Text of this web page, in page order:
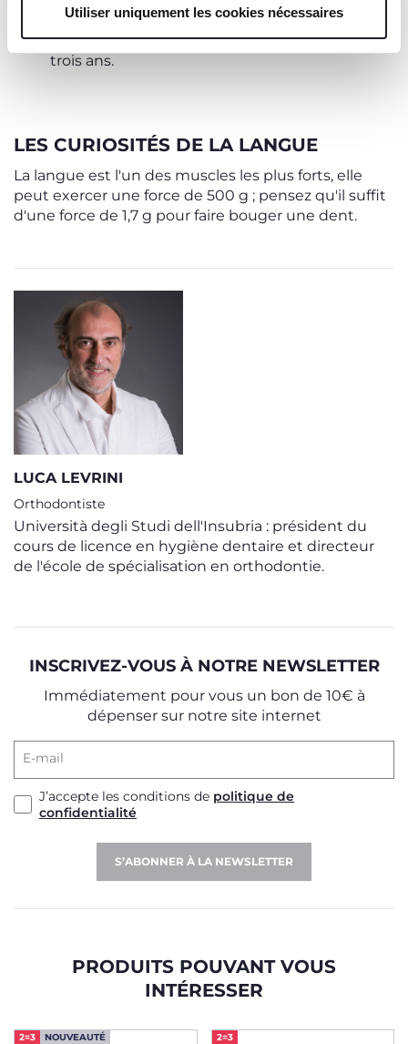
Utiliser uniquement les cookies nécessaires
Commencez lesevrage de la sucette vers
l'âge de deux anset arrêtez-la vers l'âge de
trois ans.
LES CURIOSITÉS DE LA LANGUE
La langue est l'un des muscles les plus forts, elle
peut exercer une force de 500 g ; pensez qu'il suffit
d'une force de 1,7 g pour faire bouger une dent.
LUCA LEVRINI
Orthodontiste
Università degli Studi dell'Insubria : président du
cours de licence en hygiène dentaire et directeur
de l'école de spécialisation en orthodontie.
INSCRIVEZ-VOUS À NOTRE NEWSLETTER
Immédiatement pour vous un bon de 10€ à
dépenser sur notre site internet
E-mail
J’accepte les conditions de politique de
confidentialité
S’ABONNER À LA NEWSLETTER
PRODUITS POUVANT VOUS
INTÉRESSER
2=3 NOUVEAUTÉ 2=3